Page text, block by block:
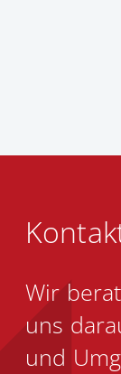
Wir
uns
und